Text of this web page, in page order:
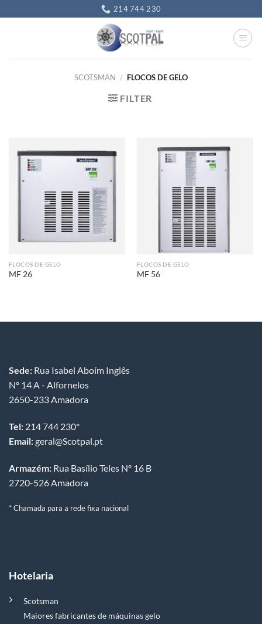
to
214 744 230
SCOTSMAN / FLOCOS DE GELO
FILTER
FLOCOS DE GELO
MF 26
FLOCOS DE GELO
MF 56
Sede: Rua Isabel Aboím Inglês
Nº 14 A - Alfornelos
2650-233 Amadora
Tel: 214 744 230*
Email:geral@Scotpal.pt
Armazém: Rua Basílio Teles Nº 16 B
2720-526 Amadora
* Chamada para a rede fixa nacional
Hotelaria
Scotsman
Maiores fabricantes de máquinas gelo